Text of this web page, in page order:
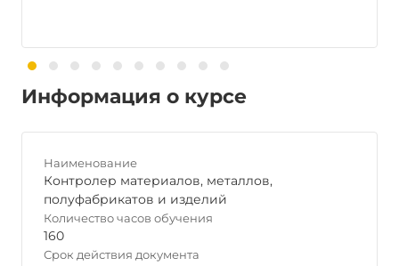
Информация о курсе
Наименование
Контролер материалов, металлов,
полуфабрикатов и изделий
Количество часов обучения
160
Срок действия документа